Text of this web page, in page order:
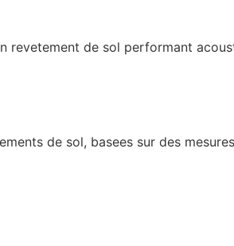
revetement de sol performant
de sol, basees sur des